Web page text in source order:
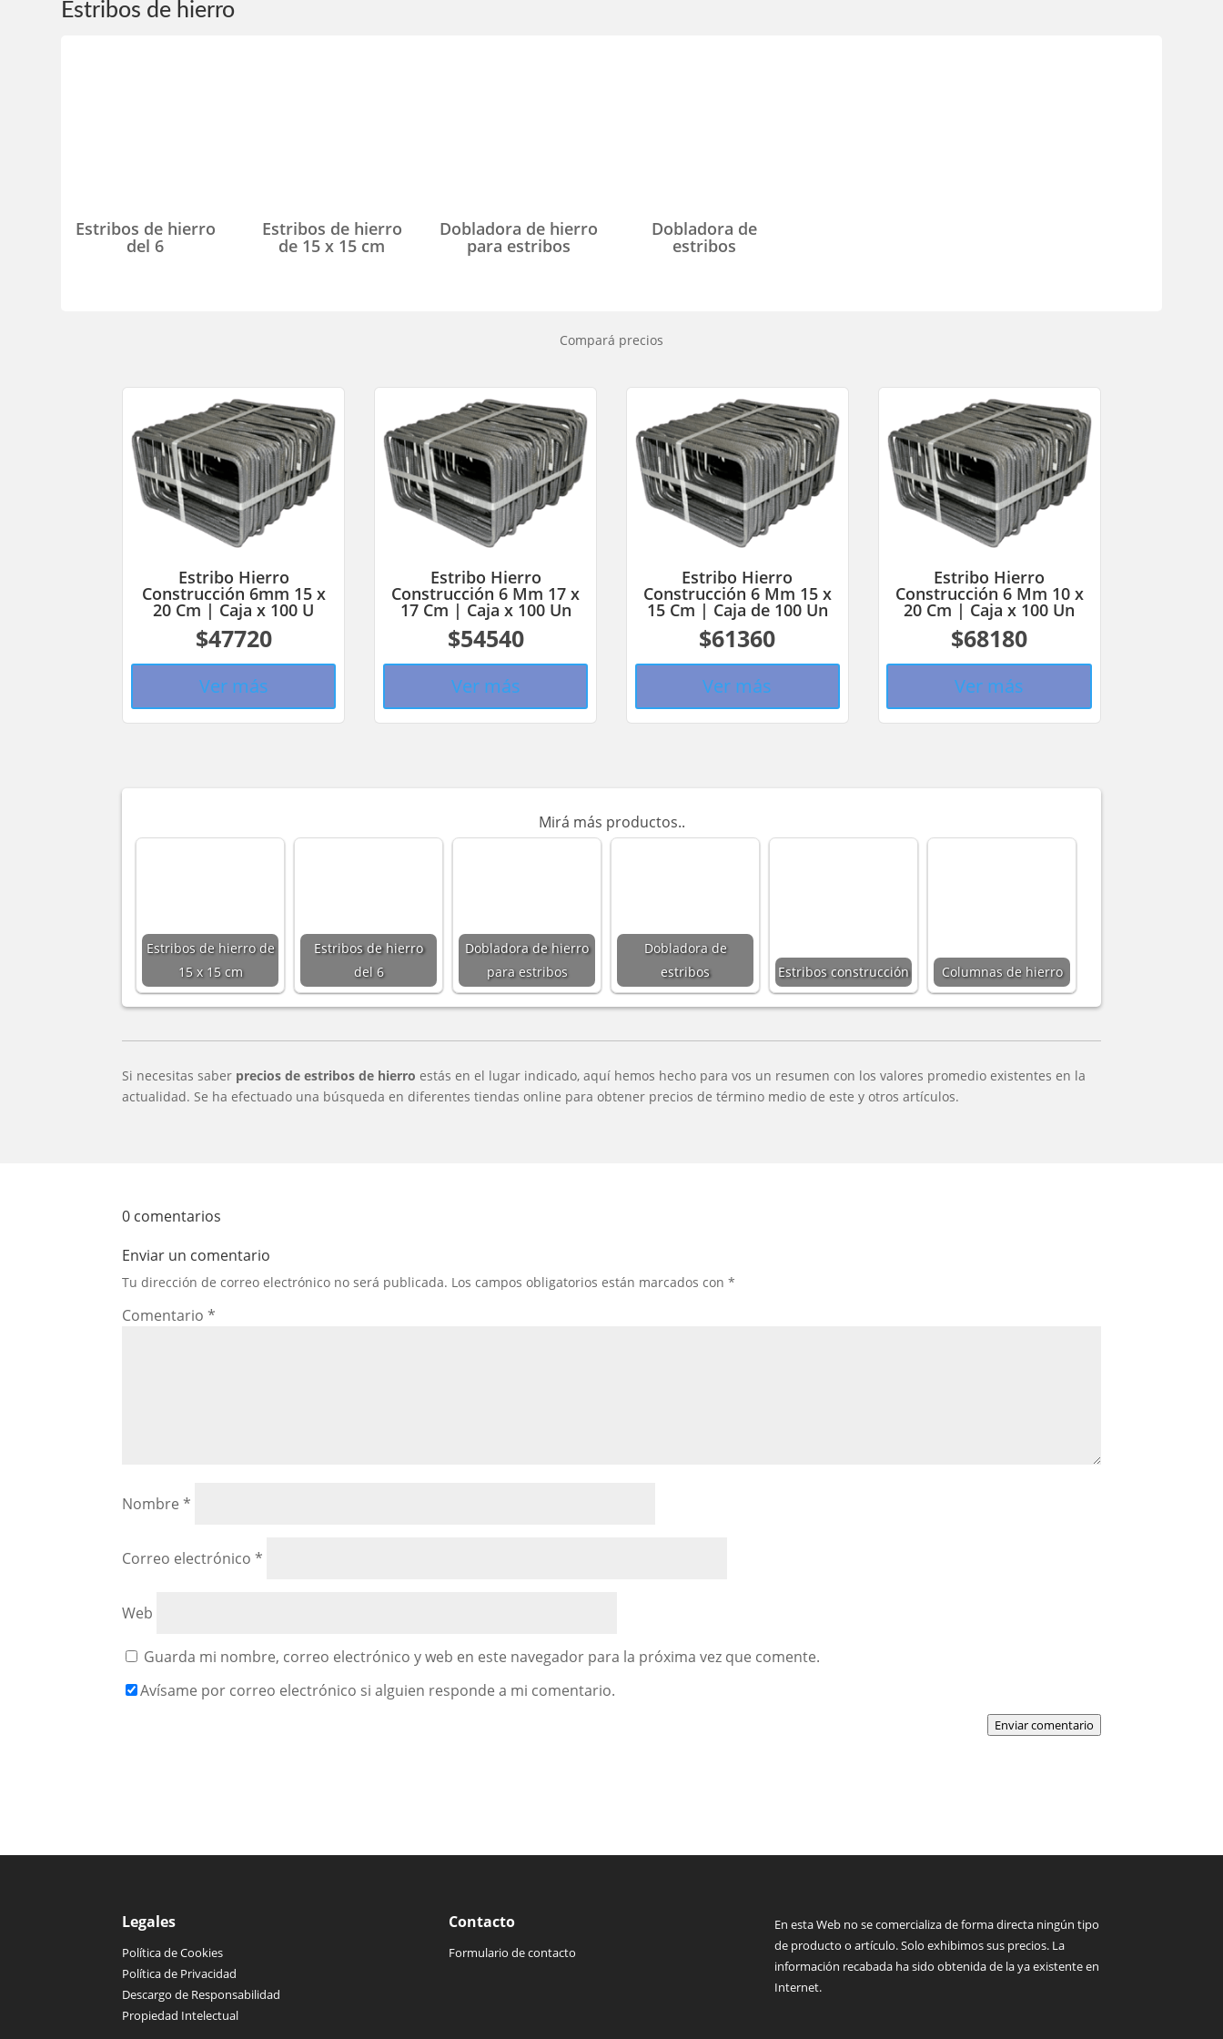
Estribos de hierro
Estribos de hierro
del 6
Estribos de hierro
de 15 x 15 cm
Dobladora de hierro
para estribos
Dobladora de
estribos
Compará precios
Estribo Hierro
Construcción 6mm 15 x
20 Cm | Caja x 100 U
$47720
Ver más
Estribo Hierro
Construcción 6 Mm 17 x
17 Cm | Caja x 100 Un
$54540
Ver más
Estribo Hierro
Construcción 6 Mm 15 x
15 Cm | Caja de 100 Un
$61360
Ver más
Estribo Hierro
Construcción 6 Mm 10 x
20 Cm | Caja x 100 Un
$68180
Ver más
Mirá más productos..
Estribos de hierro de
15 x 15 cm
Estribos de hierro
del 6
Dobladora de hierro
para estribos
Dobladora de
estribos
Estribos construcción Columnas de hierro
Si necesitas saber precios de estribos de hierro estás en el lugar indicado, aquí hemos hecho para vos un resumen con los valores promedio existentes en la
actualidad. Se ha efectuado una búsqueda en diferentes tiendas online para obtener precios de término medio de este y otros artículos.
0 comentarios
Enviar un comentario
Tu dirección de correo electrónico no será publicada. Los campos obligatorios están marcados con*
Comentario*
Nombre*
Correo electrónico*
Web
Guarda mi nombre, correo electrónico y web en este navegador para la próxima vez que comente.
Avísame por correo electrónico si alguien responde a mi comentario.
Enviar comentario
Legales
Política de Cookies
Política de Privacidad
Descargo de Responsabilidad
Propiedad Intelectual
Contacto
Formulario de contacto
En esta Web no se comercializa de forma directa ningún tipo
de producto o artículo. Solo exhibimos sus precios. La
información recabada ha sido obtenida de la ya existente en
Internet.